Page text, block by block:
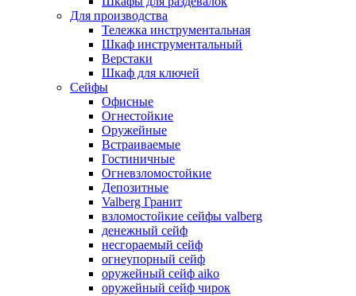
Для производства
Тележка инструментальная
Шкаф инструментальный
Верстаки
Шкаф для ключей
Сейфы
Офисные
Огнестойкие
Оружейные
Встраиваемые
Гостиничные
Огневзломостойкие
Депозитные
Valberg Гранит
взломостойкие сейфы valberg
денежный сейф
несгораемый сейф
огнеупорный сейф
оружейный сейф aiko
оружейный сейф чирок